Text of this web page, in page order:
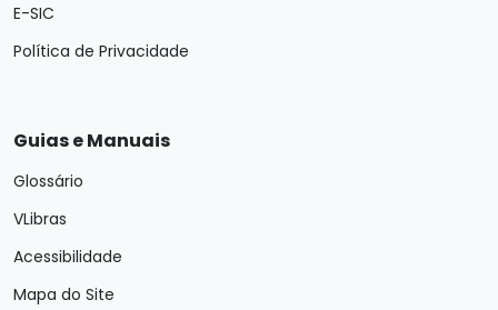
E-SIC
Política de Privacidade
Guias e Manuais
Glossário
VLibras
Acessibilidade
Mapa do Site